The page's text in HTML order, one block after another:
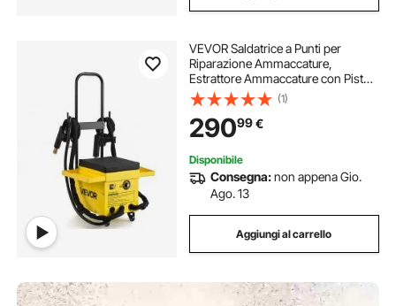
VEVOR Saldatrice a Punti per
Riparazione Ammaccature,
Estrattore Ammaccature con Pistola
per Prigionieri, 4500 W, con 2
Pistole di Saldatura e 6 Modalità,
Maniglia Estensibile, Vassoio per
Accessori
(1)
29099€
Disponibile
Consegna:non appena Gio.
Ago. 13
Aggiungi al carrello